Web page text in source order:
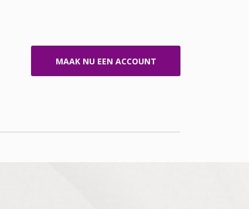
MAAK NU EEN ACCOUNT